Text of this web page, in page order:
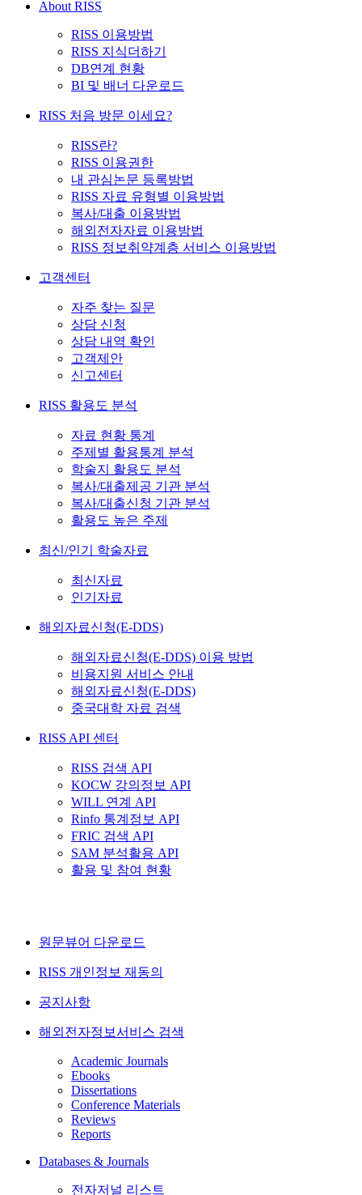
About RISS
RISS 이용방법
RISS 지식더하기
DB연계 현황
BI 및 배너 다운로드
RISS 처음 방문 이세요?
RISS란?
RISS 이용권한
내 관심논문 등록방법
RISS 자료 유형별 이용방법
복사/대출 이용방법
해외전자자료 이용방법
RISS 정보취약계층 서비스 이용방법
고객센터
자주 찾는 질문
상담 신청
상담 내역 확인
고객제안
신고센터
RISS 활용도 분석
자료 현황 통계
주제별 활용통계 분석
학술지 활용도 분석
복사/대출제공 기관 분석
복사/대출신청 기관 분석
활용도 높은 주제
최신/인기 학술자료
최신자료
인기자료
해외자료신청(E-DDS)
해외자료신청(E-DDS) 이용 방법
비용지원 서비스 안내
해외자료신청(E-DDS)
중국대학 자료 검색
RISS API 센터
RISS 검색 API
KOCW 강의정보 API
WILL 연계 API
Rinfo 통계정보 API
FRIC 검색 API
SAM 분석활용 API
활용 및 참여 현황
원문뷰어 다운로드
RISS 개인정보 재동의
공지사항
해외전자정보서비스 검색
Academic Journals
Ebooks
Dissertations
Conference Materials
Reviews
Reports
Databases & Journals
전자저널 리스트